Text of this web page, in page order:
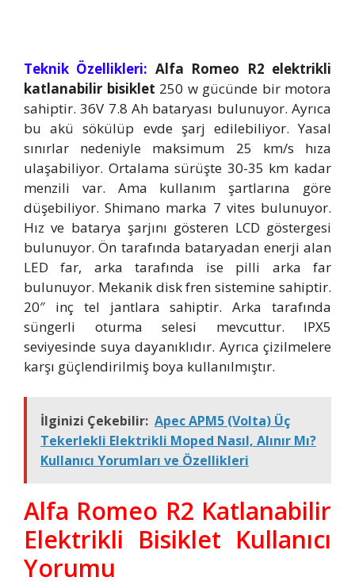
Teknik Özellikleri: Alfa Romeo R2 elektrikli
katlanabilir bisiklet 250 w gücünde bir motora
sahiptir. 36V 7.8 Ah bataryası bulunuyor. Ayrıca
bu akü sökülüp evde şarj edilebiliyor. Yasal
sınırlar nedeniyle maksimum 25 km/s hıza
ulaşabiliyor. Ortalama sürüşte 30-35 km kadar
menzili var. Ama kullanım şartlarına göre
düşebiliyor. Shimano marka 7 vites bulunuyor.
Hız ve batarya şarjını gösteren LCD göstergesi
bulunuyor. Ön tarafında bataryadan enerji alan
LED far, arka tarafında ise pilli arka far
bulunuyor. Mekanik disk fren sistemine sahiptir.
20″ inç tel jantlara sahiptir. Arka tarafında
süngerli oturma selesi mevcuttur. IPX5
seviyesinde suya dayanıklıdır. Ayrıca çizilmelere
karşı güçlendirilmiş boya kullanılmıştır.
İlginizi Çekebilir: Apec APM5 (Volta) Üç
Tekerlekli Elektrikli Moped Nasıl, Alınır Mı?
Kullanıcı Yorumları ve Özellikleri
Alfa Romeo R2 Katlanabilir
Elektrikli Bisiklet Kullanıcı
Yorumu